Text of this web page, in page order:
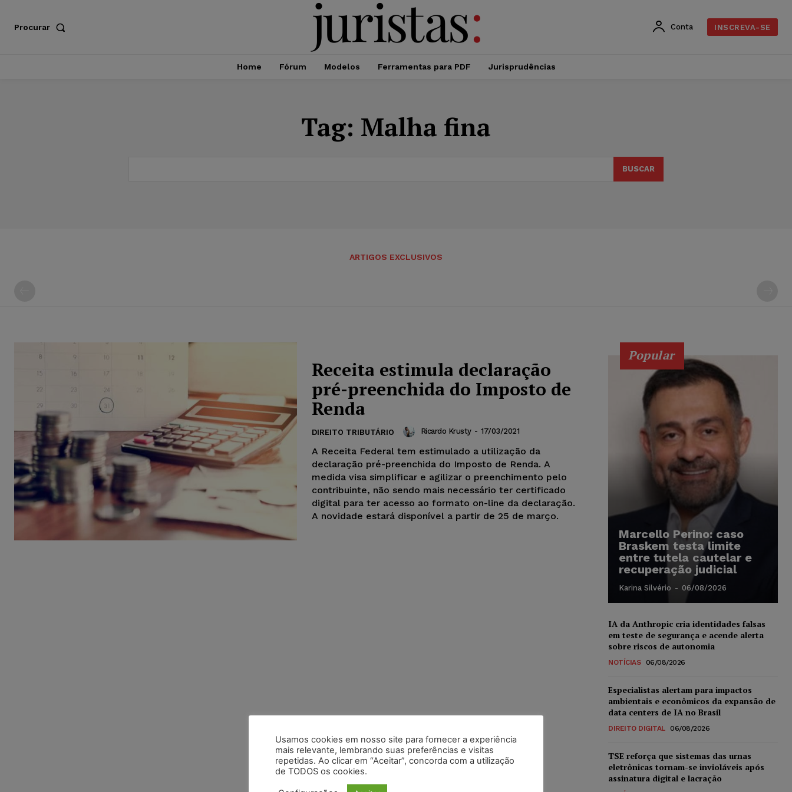
Procurar Conta INSCREVA-SE
Home Fórum Modelos Ferramentas para PDF Jurisprudências
Tag: Malha fina
BUSCAR
ARTIGOS EXCLUSIVOS
Receita estimula declaração
pré-preenchida do Imposto de
Renda
DIREITO TRIBUTÁRIO Ricardo Krusty - 17/03/2021
A Receita Federal tem estimulado a utilização da
declaração pré-preenchida do Imposto de Renda. A
medida visa simplificar e agilizar o preenchimento pelo
contribuinte, não sendo mais necessário ter certificado
digital para ter acesso ao formato on-line da declaração.
A novidade estará disponível a partir de 25 de março.
Popular
Marcello Perino: caso
Braskem testa limite
entre tutela cautelar e
recuperação judicial
Karina Silvério - 06/08/2026
IA da Anthropic cria identidades falsas
em teste de segurança e acende alerta
sobre riscos de autonomia
NOTÍCIAS 06/08/2026
Especialistas alertam para impactos
ambientais e econômicos da expansão de
data centers de IA no Brasil
DIREITO DIGITAL 06/08/2026
TSE reforça que sistemas das urnas
eletrônicas tornam-se invioláveis após
assinatura digital e lacração
Usamos cookies em nosso site para fornecer a experiência
mais relevante, lembrando suas preferências e visitas
repetidas. Ao clicar em “Aceitar”, concorda com a utilização
de TODOS os cookies.